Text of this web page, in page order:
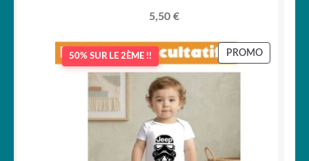
5,50 €
50% SUR LE 2ÈME !! PROMOPRODUIT